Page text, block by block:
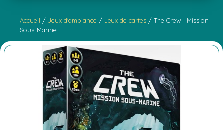
Accueil /Jeux d'ambiance /Jeux de cartes / The Crew : Mission
Sous-Marine